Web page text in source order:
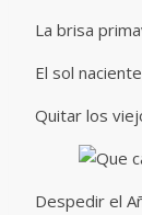
La brisa
El sol
Quitar los
Despedir el